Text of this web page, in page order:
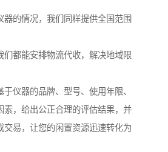
器的情况，我们同样提供全国范围
们都能安排物流代收，解决地域限
仪器的品牌、型号、使用年限、
素，给出公正合理的评估结果，并
交易，让您的闲置资源迅速转化为